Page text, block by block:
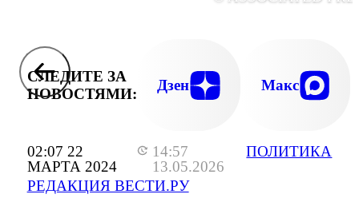
02:07 22
МАРТА 2024
14:57
13.05.2026
РЕДАКЦИЯ ВЕСТИ.РУ
ПОЛИТИКА
СЛЕДИТЕ ЗА
НОВОСТЯМИ:
Дзен Макс